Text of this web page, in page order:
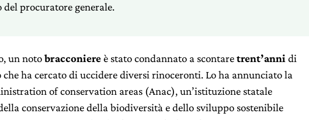
del procuratore generale.
un notobracconiereè stato condannato a scontaretrent’anni di
ha cercato di uccidere diversi rinoceronti. Lo ha annunciato la
of conservation areas (Anac), un’istituzione statale
conservazione della biodiversità e dello sviluppo sostenibile